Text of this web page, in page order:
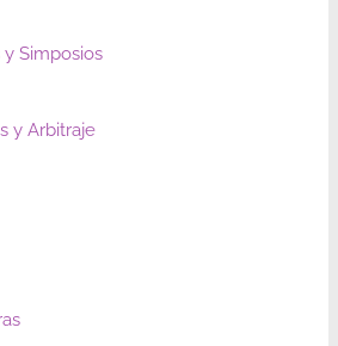
y Simposios
y Arbitraje